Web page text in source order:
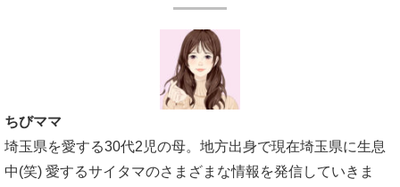
ちびママ
埼玉県を愛する30代2児の母。地方出身で現在埼玉県に生息
中(笑) 愛するサイタマのさまざまな情報を発信していきま